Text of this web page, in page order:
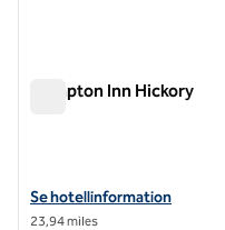
Hampton Inn Hickory
Visa hotelldetaljer för
Se hotellinformation
23,94 miles